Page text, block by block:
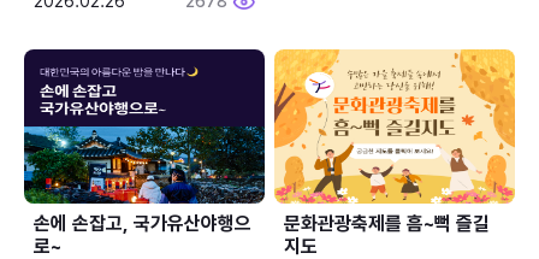
손에 손잡고, 국가유산야행으
로~
문화관광축제를 흠~뻑 즐길
지도